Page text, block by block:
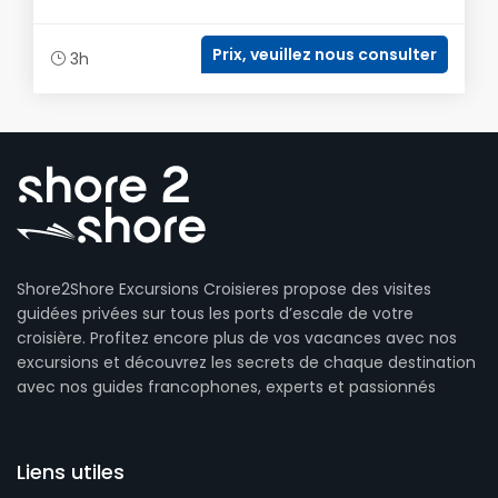
3h Prix, veuillez nous consulter
Shore2Shore Excursions Croisieres propose des visites
guidées privées sur tous les ports d’escale de votre
croisière. Profitez encore plus de vos vacances avec nos
excursions et découvrez les secrets de chaque destination
avec nos guides francophones, experts et passionnés
Liens utiles